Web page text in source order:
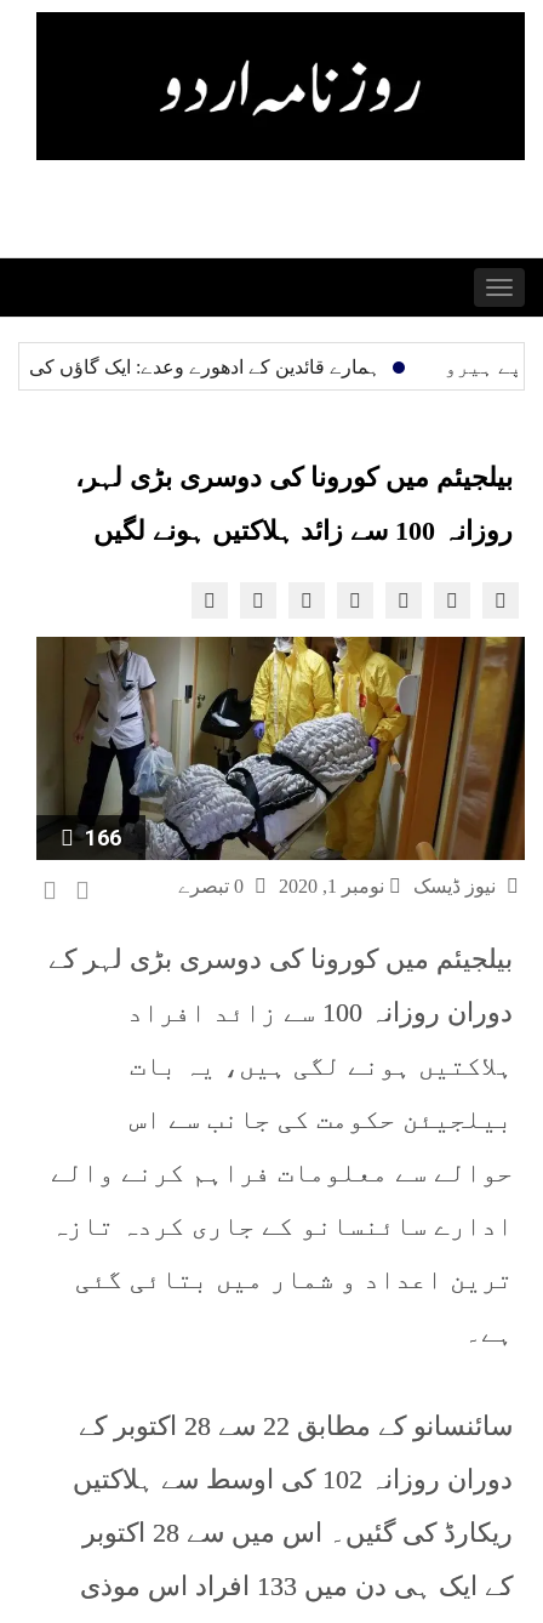
Toggle
navigation
ہمارے قائدین کے ادھورے وعدے: ایک گاؤں کی التجا
بیلجیئم میں کورونا کی دوسری بڑی لہر،
روزانہ 100 سے زائد ہلاکتیں ہونے لگیں
166
نیوز ڈیسک نومبر 1, 2020
بیلجیئم میں کورونا کی دوسری بڑی لہر کے
دوران روزانہ 100 سے زائد افراد
ہلاکتیں ہونے لگی ہیں، یہ بات
بیلجیئن حکومت کی جانب سے اس
حوالے سے معلومات فراہم کرنے والے
ادارے سائنسانو کے جاری کردہ تازہ
ترین اعداد و شمار میں بتائی گئی
ہے۔
سائنسانو کے مطابق 22 سے 28 اکتوبر کے
دوران روزانہ 102 کی اوسط سے ہلاکتیں
ریکارڈ کی گئیں۔ اس میں سے 28 اکتوبر
کے ایک ہی دن میں 133 افراد اس موذی